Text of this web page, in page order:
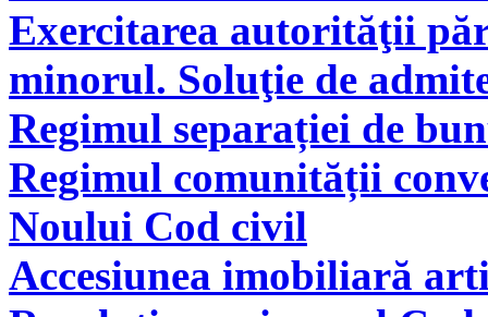
Exercitarea autorităţii
minorul. Soluţie de
Regimul separației de
Regimul comunității
Noului Cod civil
Accesiunea imobiliară